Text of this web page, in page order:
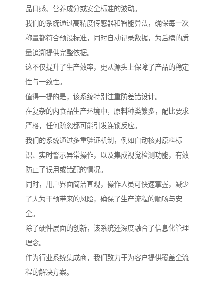
品口感、营养成分或安全标准的波动。
我们的系统通过高精度传感器和智能算法，确保每一次
称量都符合预设标准，同时自动记录数据，为后续的质
量追溯提供完整依据。
这不仅提升了生产效率，更从源头上保障了产品的稳定
性与一致性。
值得一提的是，该系统特别注重防差错设计。
在复杂的内食品生产环境中，原料种类繁多，配比要求
严格，任何疏忽都可能引发连锁反应。
我们的系统通过多重验证机制，例如自动核对原料标
识、实时警示异常操作，以及集成视觉检测功能，有效
防止了误用或错配的情况。
同时，用户界面简洁直观，操作人员可快速掌握，减少
了人为干预带来的风险，确保了生产流程的顺畅与安
全。
除了硬件层面的创新，该系统还深度融合了信息化管理
理念。
作为行业系统集成商，我们致力于为客户提供覆盖全流
程的解决方案。